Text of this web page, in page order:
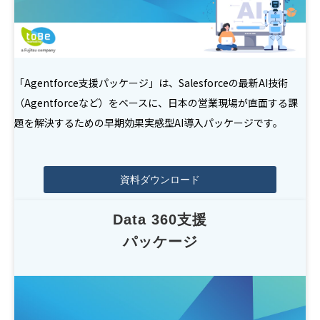
「Agentforce支援パッケージ」は、Salesforceの最新AI技術
（Agentforceなど）をベースに、日本の営業現場が直面する課
題を解決するための早期効果実感型AI導入パッケージです。
資料ダウンロード
Data 360支援
パッケージ